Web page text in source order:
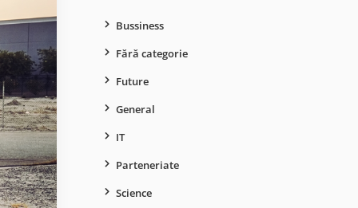
Bussiness
Fără categorie
Future
General
IT
Parteneriate
Science